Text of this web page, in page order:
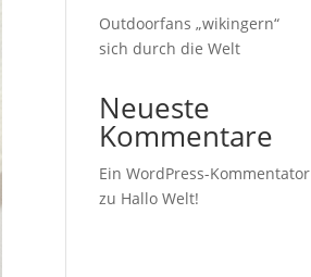
Outdoorfans „wikingern“
sich durch die Welt
Neueste
Kommentare
Ein WordPress-Kommentator
zu Hallo Welt!